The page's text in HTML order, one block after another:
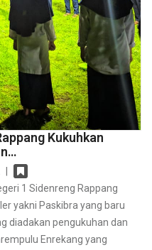
Kukuhkan
1 Sidenreng Rappang
yakni Paskibra yang baru
diadakan pengukuhan dan
Enrekang yang